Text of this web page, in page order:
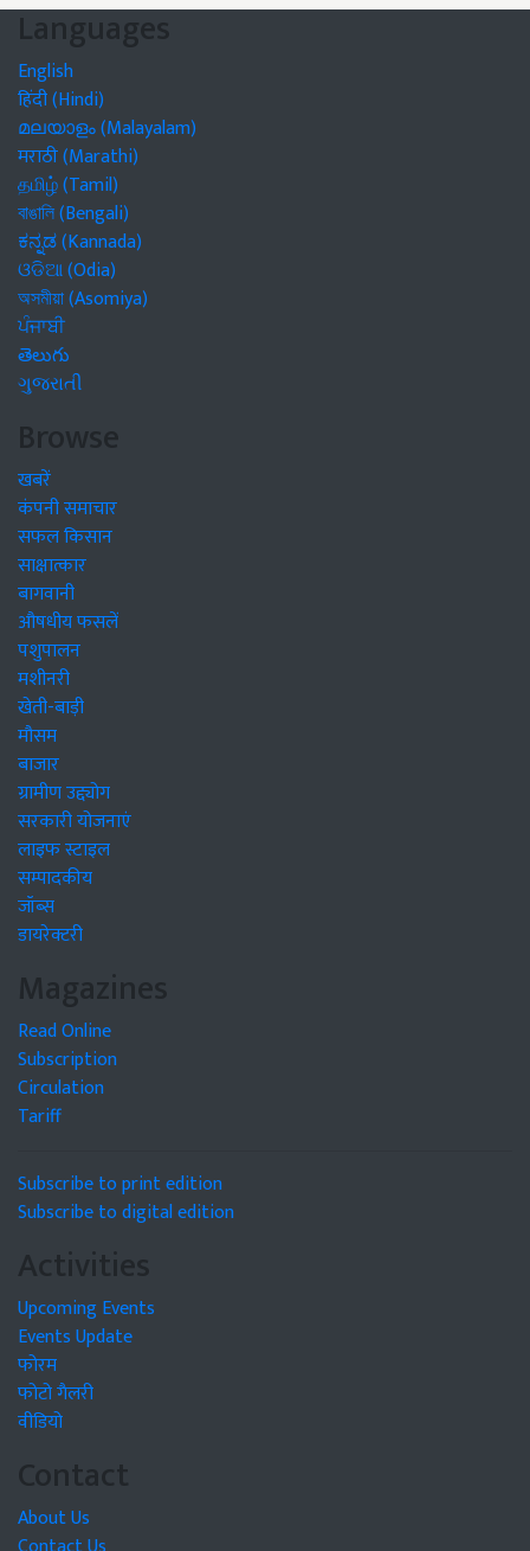
Languages
English
हिंदी (Hindi)
മലയാളം (Malayalam)
मराठी (Marathi)
தமிழ் (Tamil)
বাঙালি (Bengali)
ಕನ್ನಡ (Kannada)
ଓଡିଆ (Odia)
অসমীয়া (Asomiya)
ਪੰਜਾਬੀ
తెలుగు
ગુજરાતી
Browse
खबरें
कंपनी समाचार
सफल किसान
साक्षात्कार
बागवानी
औषधीय फसलें
पशुपालन
मशीनरी
खेती-बाड़ी
मौसम
बाजार
ग्रामीण उद्द्योग
सरकारी योजनाएं
लाइफ स्टाइल
सम्पादकीय
जॉब्स
डायरेक्टरी
Magazines
Read Online
Subscription
Circulation
Tariff
Subscribe to print edition
Subscribe to digital edition
Activities
Upcoming Events
Events Update
फोरम
फोटो गैलरी
वीडियो
Contact
About Us